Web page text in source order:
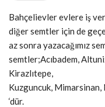
Bahçelievler evlere iş
diğer semtler için de
az sonra yazacağımız
semtler;Acıbadem,
Kirazlıtepe,
Kuzguncuk,
‘dür.